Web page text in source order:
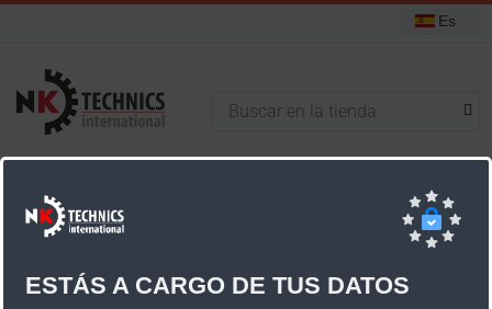
Es
+31 (0) 314 393751
Poleas dentadas estándar
Poleas dentadas HTD 14M
ESTÁS A CARGO DE TUS DATOS